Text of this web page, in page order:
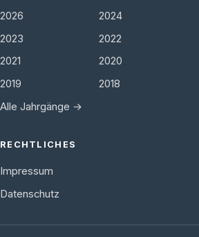
2026
2024
2023
2022
2021
2020
2019
2018
Alle Jahrgänge →
RECHTLICHES
Impressum
Datenschutz